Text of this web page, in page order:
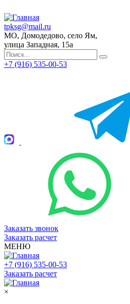
tpksg@mail.ru
МО, Домодедово, село Ям,
улица Западная, 15а
+7 (916) 535-00-53
Заказать звонок
Заказать расчет
МЕНЮ
+7 (916) 535-00-53
Заказать расчет
×